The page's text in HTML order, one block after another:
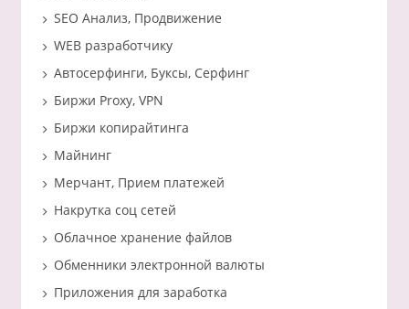
SEO Анализ, Продвижение
WEB разработчику
Автосерфинги, Буксы, Серфинг
Биржи Proxy, VPN
Биржи копирайтинга
Майнинг
Мерчант, Прием платежей
Накрутка соц сетей
Облачное хранение файлов
Обменники электронной валюты
Приложения для заработка